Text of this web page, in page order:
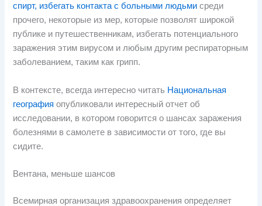
спирт, избегать контакта с больными людьми среди
прочего, некоторые из мер, которые позволят широкой
публике и путешественникам, избегать потенциального
заражения этим вирусом и любым другим респираторным
заболеванием, таким как грипп.
В контексте, всегда интересно читать Национальная
география опубликовали интересный отчет об
исследовании, в котором говорится о шансах заражения
болезнями в самолете в зависимости от того, где вы
сидите.
Вентана, меньше шансов
Всемирная организация здравоохранения определяет